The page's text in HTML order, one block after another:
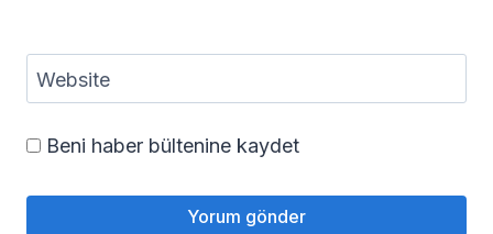
Website
Beni haber bültenine kaydet